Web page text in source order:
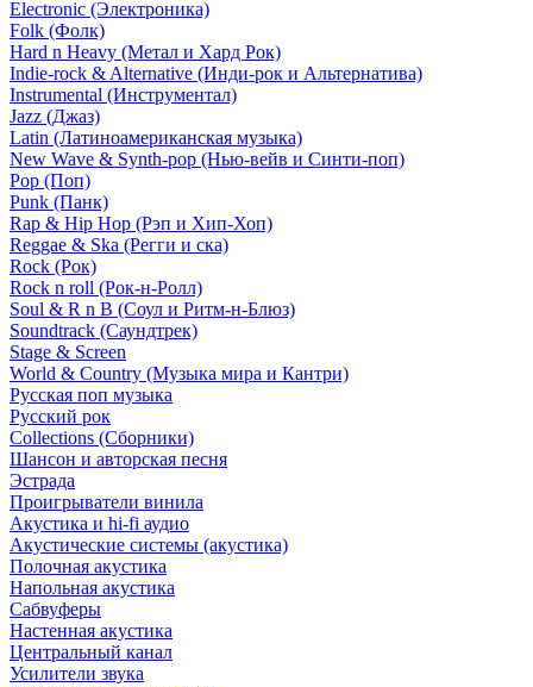
Electronic (Электроника)
Folk (Фолк)
Hard n Heavy (Метал и Хард Рок)
Indie-rock & Alternative (Инди-рок и Альтернатива)
Instrumental (Инструментал)
Jazz (Джаз)
Latin (Латиноамериканская музыка)
New Wave & Synth-pop (Нью-вейв и Синти-поп)
Pop (Поп)
Punk (Панк)
Rap & Hip Hop (Рэп и Хип-Хоп)
Reggae & Ska (Регги и ска)
Rock (Рок)
Rock n roll (Рок-н-Ролл)
Soul & R n B (Соул и Ритм-н-Блюз)
Soundtrack (Саундтрек)
Stage & Screen
World & Country (Музыка мира и Кантри)
Русская поп музыка
Русский рок
Сollections (Сборники)
Шансон и авторская песня
Эстрада
Проигрыватели винила
Акустика и hi-fi аудио
Акустические системы (акустика)
Полочная акустика
Напольная акустика
Сабвуферы
Настенная акустика
Центральный канал
Усилители звука